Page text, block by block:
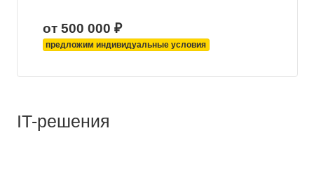
от 500 000 ₽
предложим индивидуальные условия
IT-решения